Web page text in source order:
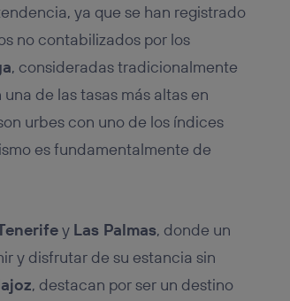
ya que se han registrado
no contabilizados por los
, consideradas tradicionalmente
de las tasas más altas en
urbes con uno de los índices
es fundamentalmente de
y Las Palmas, donde un
y disfrutar de su estancia sin
, destacan por ser un destino